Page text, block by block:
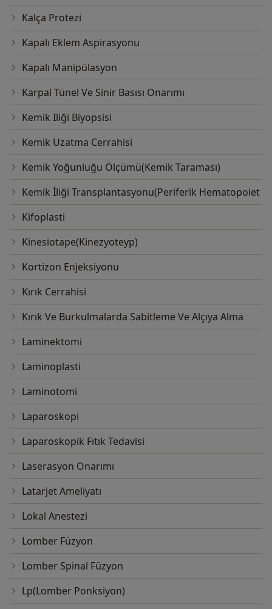
Kalça Protezi
Kapalı Eklem Aspirasyonu
Kapalı Manipülasyon
Karpal Tünel Ve Sinir Basısı Onarımı
Kemik Iliği Biyopsisi
Kemik Uzatma Cerrahisi
Kemik Yoğunluğu Ölçümü(Kemik Taraması)
Kemik İliği Transplantasyonu(Periferik Hematopoiet
Kifoplasti
Kinesiotape(Kinezyoteyp)
Kortizon Enjeksiyonu
Kırık Cerrahisi
Kırık Ve Burkulmalarda Sabitleme Ve Alçıya Alma
Laminektomi
Laminoplasti
Laminotomi
Laparoskopi
Laparoskopik Fıtık Tedavisi
Laserasyon Onarımı
Latarjet Ameliyatı
Lokal Anestezi
Lomber Füzyon
Lomber Spinal Füzyon
Lp(Lomber Ponksiyon)